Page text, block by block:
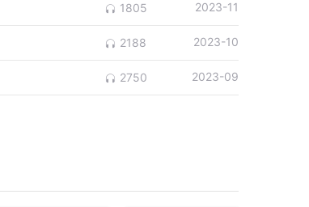
1805 2023-11
2188 2023-10
2750 2023-09